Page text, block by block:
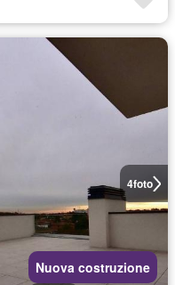
4foto
Nuova costruzione